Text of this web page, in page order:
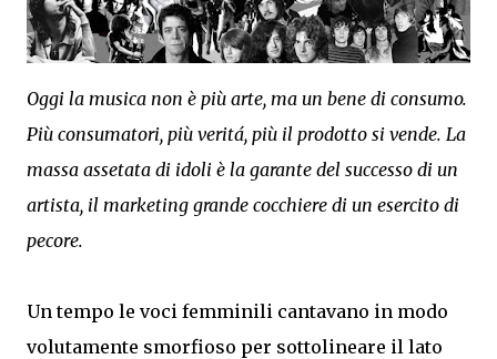
Oggi la musica non è più arte, ma un bene di consumo.
Più consumatori, più veritá, più il prodotto si vende. La
massa assetata di idoli è la garante del successo di un
artista, il marketing grande cocchiere di un esercito di
pecore.
Un tempo le voci femminili cantavano in modo
volutamente smorfioso per sottolineare il lato